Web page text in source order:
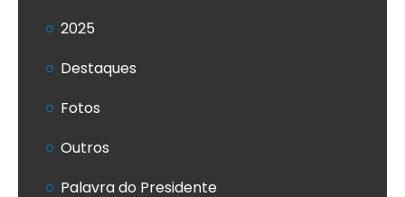
2025
Destaques
Fotos
Outros
Palavra do Presidente